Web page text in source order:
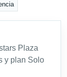
Plaza
y plan Solo